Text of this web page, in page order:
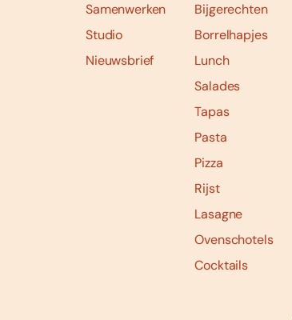
Samenwerken
Studio
Nieuwsbrief
Bijgerechten
Borrelhapjes
Lunch
Salades
Tapas
Pasta
Pizza
Rijst
Lasagne
Ovenschotels
Cocktails